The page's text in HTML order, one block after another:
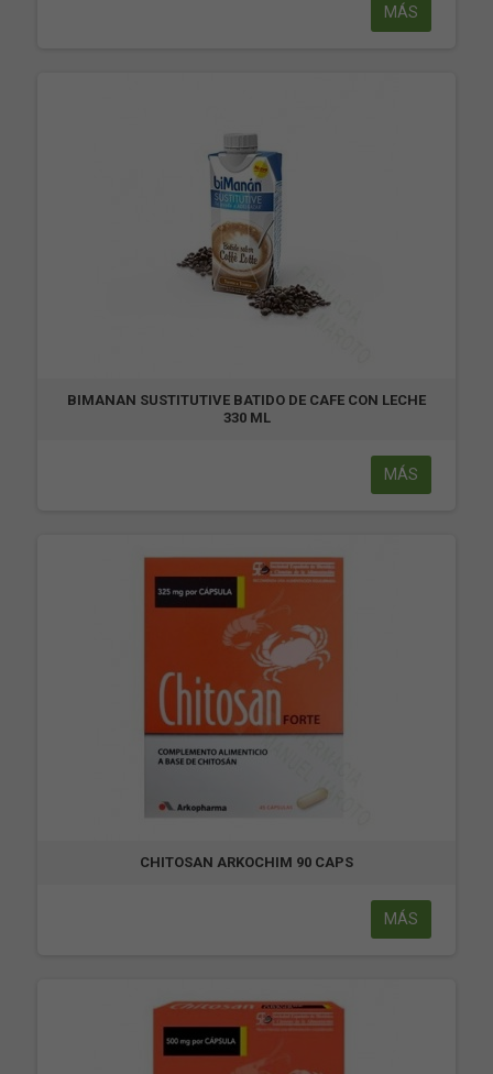
MÁS
BIMANAN SUSTITUTIVE BATIDO DE CAFE CON LECHE
330 ML
MÁS
CHITOSAN ARKOCHIM 90 CAPS
MÁS